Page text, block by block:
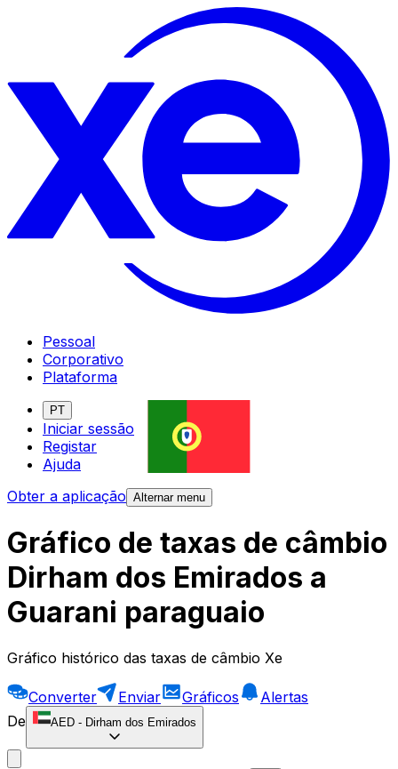
Pessoal
Corporativo
Plataforma
PT
Iniciar sessão
Registar
Ajuda
Obter a aplicação Alternar menu
Gráfico de taxas de câmbio
Dirham dos Emirados a
Guarani paraguaio
Gráfico histórico das taxas de câmbio Xe
Converter Enviar Gráficos
Alertas
De
AED - Dirham dos Emirados